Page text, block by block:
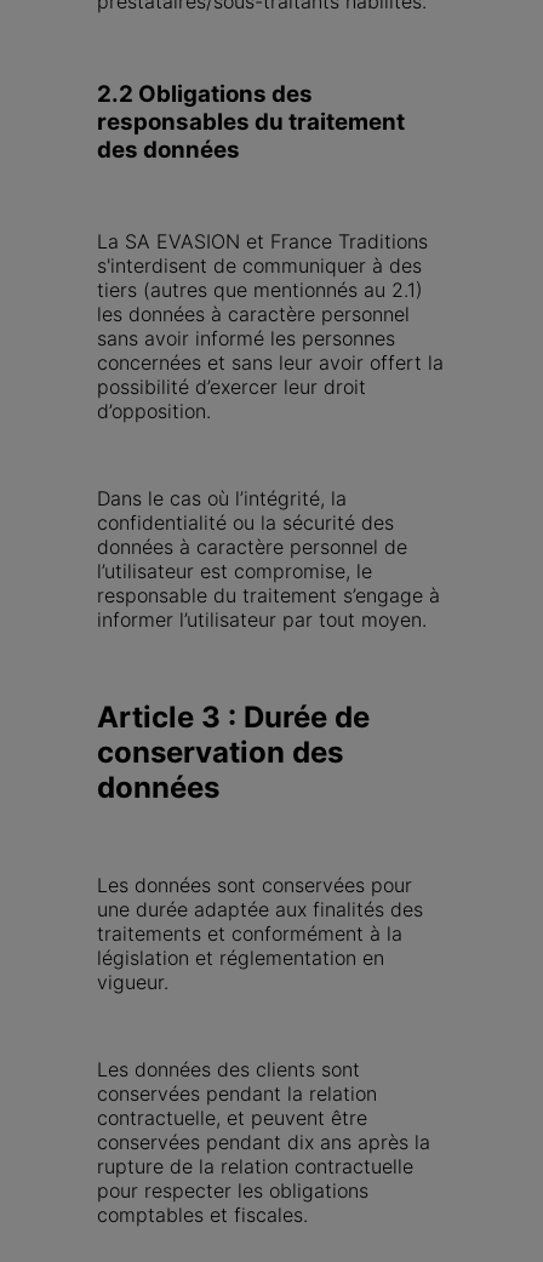
2.2 Obligations des
responsables du traitement
des données
La SA EVASION et France Traditions
s'interdisent de communiquer à des
tiers (autres que mentionnés au 2.1)
les données à caractère personnel
sans avoir informé les personnes
concernées et sans leur avoir offert la
possibilité d’exercer leur droit
d’opposition.
Dans le cas où l’intégrité, la
confidentialité ou la sécurité des
données à caractère personnel de
l’utilisateur est compromise, le
responsable du traitement s’engage à
informer l’utilisateur par tout moyen.
Article 3 : Durée de
conservation des
données
Les données sont conservées pour
une durée adaptée aux finalités des
traitements et conformément à la
législation et réglementation en
vigueur.
Les données des clients sont
conservées pendant la relation
contractuelle, et peuvent être
conservées pendant dix ans après la
rupture de la relation contractuelle
pour respecter les obligations
comptables et fiscales.